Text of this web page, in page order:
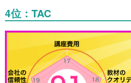
4位：TAC